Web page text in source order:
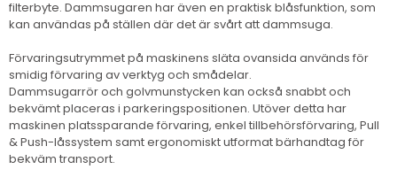
filterbyte. Dammsugaren har även en praktisk blåsfunktion, som
kan användas på ställen där det är svårt att dammsuga.
Förvaringsutrymmet på maskinens släta ovansida används för
smidig förvaring av verktyg och smådelar.
Dammsugarrör och golvmunstycken kan också snabbt och
bekvämt placeras i parkeringspositionen. Utöver detta har
maskinen platssparande förvaring, enkel tillbehörsförvaring, Pull
& Push-låssystem samt ergonomiskt utformat bärhandtag för
bekväm transport.